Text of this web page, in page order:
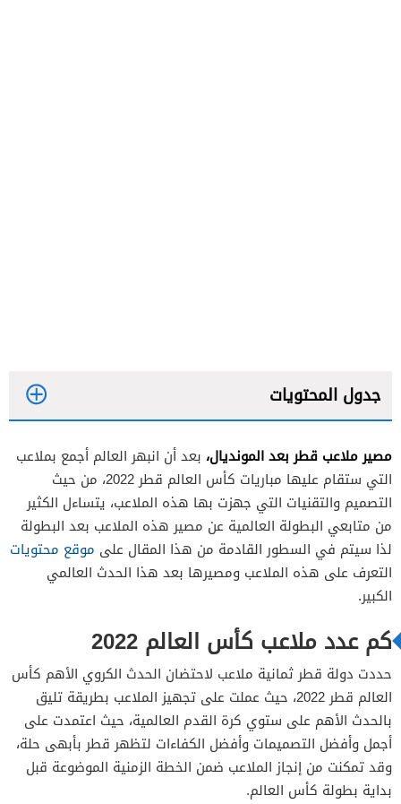
جدول المحتويات
استاد المدينة التعليمية
استاد لوسيل
استاد الثمامة
استاد 974
استاد أحمد بن علي
استاد خليفة الدولي
مصير ملاعب قطر بعد المونديال، بعد أن انبهر العالم أجمع بملاعب
التي ستقام عليها مباريات كأس العالم قطر 2022، من حيث
التصميم والتقنيات التي جهزت بها هذه الملاعب، يتساءل الكثير
من متابعي البطولة العالمية عن مصير هذه الملاعب بعد البطولة
لذا سيتم في السطور القادمة من هذا المقال على موقع محتويات
التعرف على هذه الملاعب ومصيرها بعد هذا الحدث العالمي
الكبير.
كم عدد ملاعب كأس العالم 2022
حددت دولة قطر ثمانية ملاعب لاحتضان الحدث الكروي الأهم كأس
العالم قطر 2022، حيث عملت على تجهيز الملاعب بطريقة تليق
بالحدث الأهم على ستوي كرة القدم العالمية، حيث اعتمدت على
أجمل وأفضل التصميمات وأفضل الكفاءات لتظهر قطر بأبهى حلة،
وقد تمكنت من إنجاز الملاعب ضمن الخطة الزمنية الموضوعة قبل
بداية بطولة كأس العالم.